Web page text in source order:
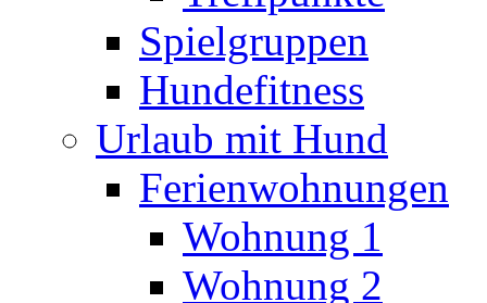
Spielgruppen
Hundefitness
Urlaub mit Hund
Ferienwohnungen
Wohnung 1
Wohnung 2